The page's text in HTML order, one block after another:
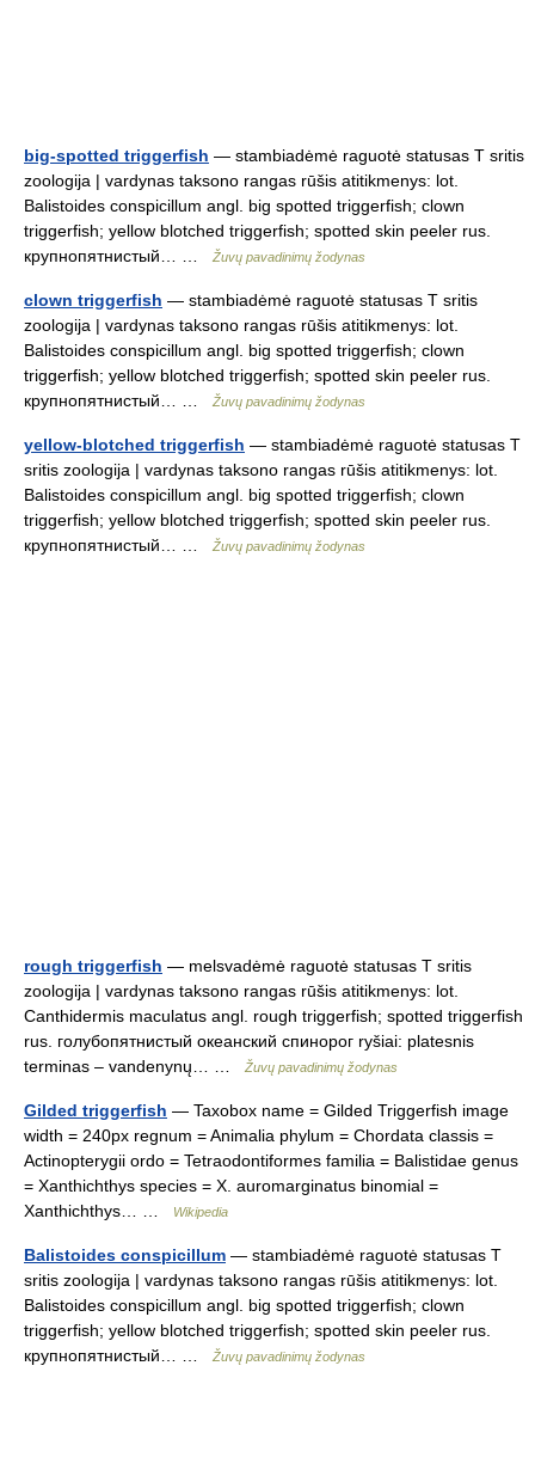
big-spotted triggerfish — stambiadėmė raguotė statusas T sritis
zoologija | vardynas taksono rangas rūšis atitikmenys: lot.
Balistoides conspicillum angl. big spotted triggerfish; clown
triggerfish; yellow blotched triggerfish; spotted skin peeler rus.
крупнопятнистый… …
Žuvų pavadinimų žodynas
clown triggerfish — stambiadėmė raguotė statusas T sritis
zoologija | vardynas taksono rangas rūšis atitikmenys: lot.
Balistoides conspicillum angl. big spotted triggerfish; clown
triggerfish; yellow blotched triggerfish; spotted skin peeler rus.
крупнопятнистый… …
Žuvų pavadinimų žodynas
yellow-blotched triggerfish — stambiadėmė raguotė statusas T
sritis zoologija | vardynas taksono rangas rūšis atitikmenys: lot.
Balistoides conspicillum angl. big spotted triggerfish; clown
triggerfish; yellow blotched triggerfish; spotted skin peeler rus.
крупнопятнистый… …
Žuvų pavadinimų žodynas
rough triggerfish — melsvadėmė raguotė statusas T sritis
zoologija | vardynas taksono rangas rūšis atitikmenys: lot.
Canthidermis maculatus angl. rough triggerfish; spotted triggerfish
rus. голубопятнистый океанский спинорог ryšiai: platesnis
terminas – vandenynų… …
Žuvų pavadinimų žodynas
Gilded triggerfish — Taxobox name = Gilded Triggerfish image
width = 240px regnum = Animalia phylum = Chordata classis =
Actinopterygii ordo = Tetraodontiformes familia = Balistidae genus
= Xanthichthys species = X. auromarginatus binomial =
Xanthichthys… …
Wikipedia
Balistoides conspicillum — stambiadėmė raguotė statusas T
sritis zoologija | vardynas taksono rangas rūšis atitikmenys: lot.
Balistoides conspicillum angl. big spotted triggerfish; clown
triggerfish; yellow blotched triggerfish; spotted skin peeler rus.
крупнопятнистый… …
Žuvų pavadinimų žodynas